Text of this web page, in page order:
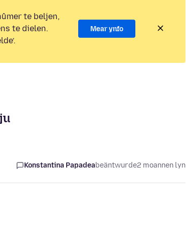
te beljen,
te dielen.
Mear ynfo
Konstantina Papadeabeäntwurde2 moannen lyn